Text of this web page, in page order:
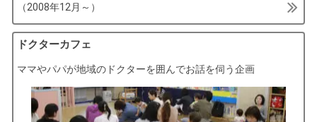
（2008年12月～）
ドクターカフェ
ママやパパが地域のドクターを囲んでお話を伺う企画